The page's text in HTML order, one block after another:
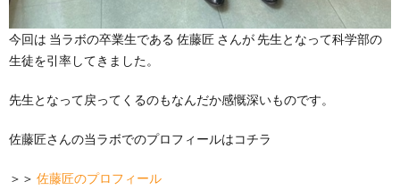
今回は 当ラボの卒業生である 佐藤匠 さんが 先生となって科学部の
生徒を引率してきました。
先生となって戻ってくるのもなんだか感慨深いものです。
佐藤匠さんの当ラボでのプロフィールはコチラ
＞＞ 佐藤匠のプロフィール